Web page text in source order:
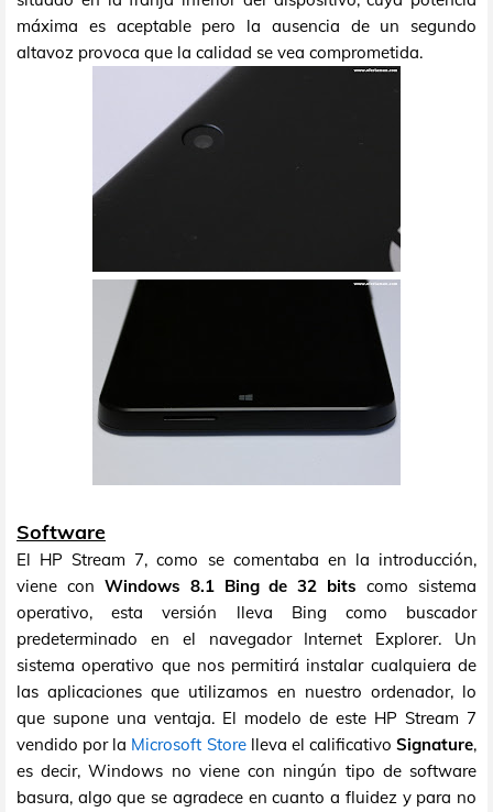
máxima es aceptable pero la ausencia de un segundo
altavoz provoca que la calidad se vea comprometida.
Software
El HP Stream 7, como se comentaba en la introducción,
viene con Windows 8.1 Bing de 32 bits como sistema
operativo, esta versión lleva Bing como buscador
predeterminado en el navegador Internet Explorer. Un
sistema operativo que nos permitirá instalar cualquiera de
las aplicaciones que utilizamos en nuestro ordenador, lo
que supone una ventaja. El modelo de este HP Stream 7
vendido por la Microsoft Storelleva el calificativo Signature,
es decir, Windows no viene con ningún tipo de software
basura, algo que se agradece en cuanto a fluidez y para no